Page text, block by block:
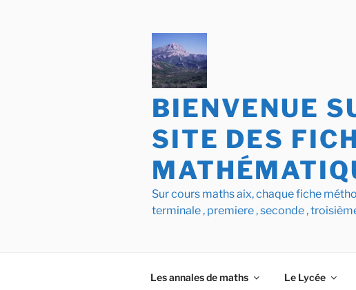
BIENVENUE
SITE DES
Sur cours maths aix, chaque fiche
terminale , premiere , seconde ,
Les annales de maths Le Lycée